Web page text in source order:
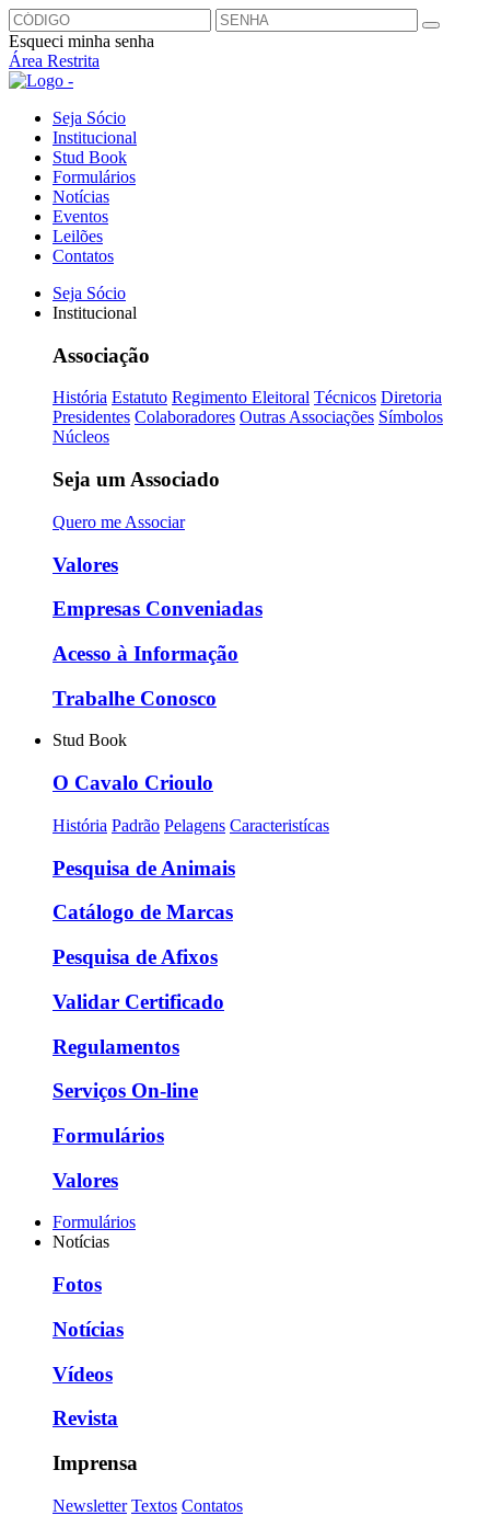
Esqueci minha senha
Área Restrita
Seja Sócio
Institucional
Stud Book
Formulários
Notícias
Eventos
Leilões
Contatos
Seja Sócio
Institucional
Associação
História Estatuto Regimento Eleitoral Técnicos Diretoria
Presidentes Colaboradores Outras Associações Símbolos
Núcleos
Seja um Associado
Quero me Associar
Valores
Empresas Conveniadas
Acesso à Informação
Trabalhe Conosco
Stud Book
O Cavalo Crioulo
História Padrão Pelagens Caracteristícas
Pesquisa de Animais
Catálogo de Marcas
Pesquisa de Afixos
Validar Certificado
Regulamentos
Serviços On-line
Formulários
Valores
Formulários
Notícias
Fotos
Notícias
Vídeos
Revista
Imprensa
Newsletter Textos Contatos